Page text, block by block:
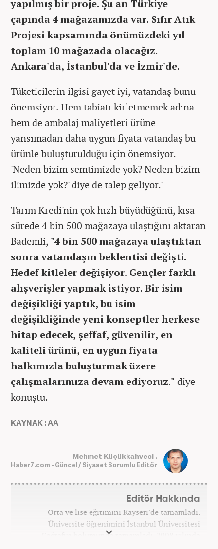
yapılmış bir proje. Şu an Türkiye
çapında 4 mağazamızda var. Sıfır Atık
Projesi kapsamında önümüzdeki yıl
toplam 10 mağazada olacağız.
Ankara'da, İstanbul'da ve İzmir'de.
Tüketicilerin ilgisi gayet iyi, vatandaş bunu
önemsiyor. Hem tabiatı kirletmemek adına
hem de ambalaj maliyetleri ürüne
yansımadan daha uygun fiyata vatandaş bu
ürünle buluşturulduğu için önemsiyor.
'Neden bizim semtimizde yok? Neden bizim
ilimizde yok?' diye de talep geliyor."
Tarım Kredi'nin çok hızlı büyüdüğünü, kısa
sürede 4 bin 500 mağazaya ulaştığını aktaran
Bademli, "4 bin 500 mağazaya ulaştıktan
sonra vatandaşın beklentisi değişti.
Hedef kitleler değişiyor. Gençler farklı
alışverişler yapmak istiyor. Bir isim
değişikliği yaptık, bu isim
değişikliğinde yeni konseptler herkese
hitap edecek, şeffaf, güvenilir, en
kaliteli ürünü, en uygun fiyata
halkımızla buluşturmak üzere
çalışmalarımıza devam ediyoruz." diye
konuştu.​​​​​​​
KAYNAK : AA
Mehmet Küçükkahveci .
Haber7.com - Güncel / Siyaset Sorumlu Editör
Editör Hakkında
Orta ve lise eğitimini Kayseri'de tamamladı.
Üniversite öğrenimini İstanbul Üniversitesi
Coğrafya bölümünde tamamladı. 2008 yılında